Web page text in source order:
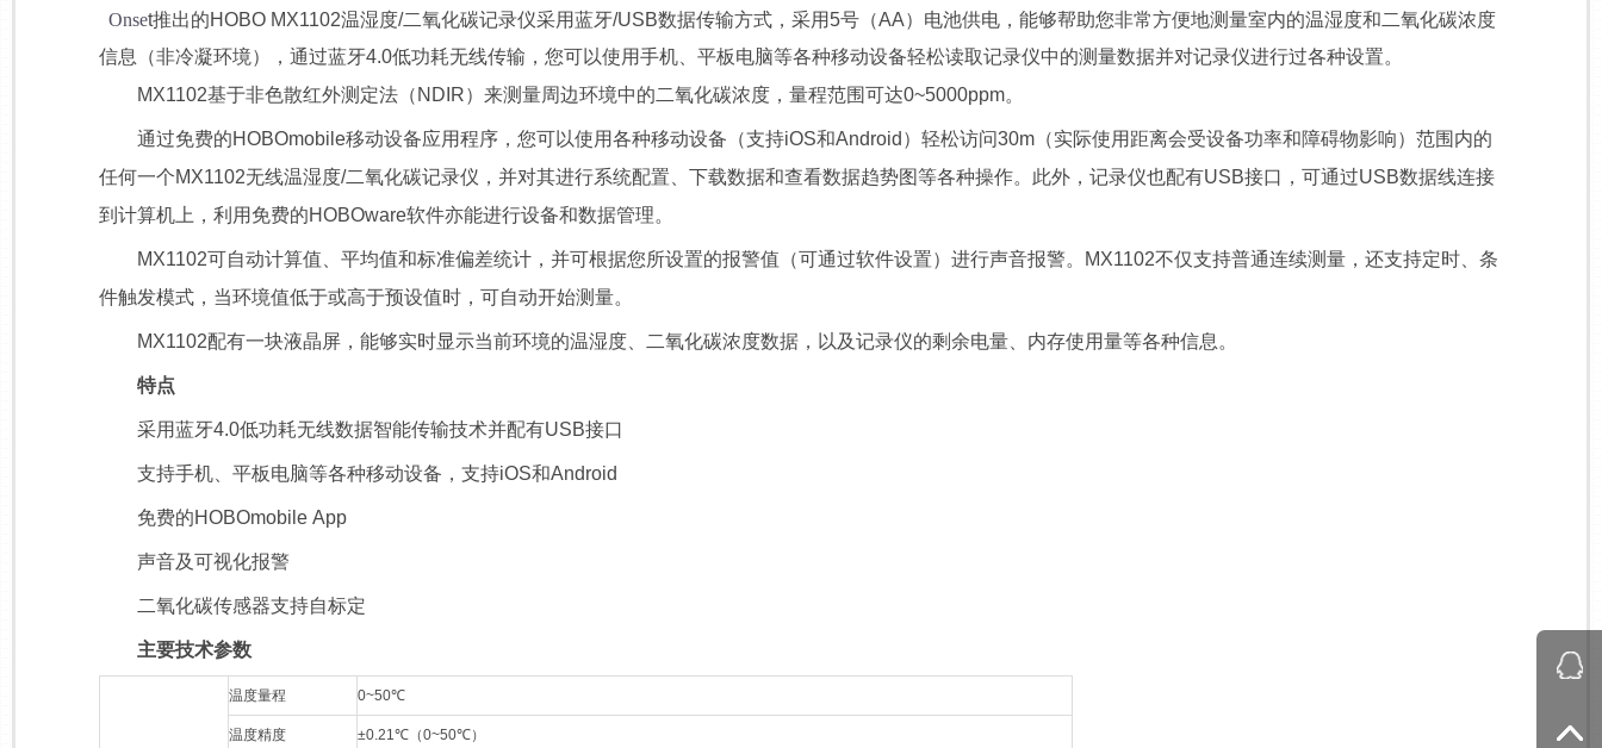
Onset推出的HOBO MX1102温湿度/二氧化碳记录仪采用蓝牙/USB数据传输方式，采用5号（AA）电池供电，能够帮助您非常方便地测量室内的温湿度和二氧化碳浓度
信息（非冷凝环境），通过蓝牙4.0低功耗无线传输，您可以使用手机、平板电脑等各种移动设备轻松读取记录仪中的测量数据并对记录仪进行过各种设置。
MX1102基于非色散红外测定法（NDIR）来测量周边环境中的二氧化碳浓度，量程范围可达0~5000ppm。
通过免费的HOBOmobile移动设备应用程序，您可以使用各种移动设备（支持iOS和Android）轻松访问30m（实际使用距离会受设备功率和障碍物影响）范围内的
任何一个MX1102无线温湿度/二氧化碳记录仪，并对其进行系统配置、下载数据和查看数据趋势图等各种操作。此外，记录仪也配有USB接口，可通过USB数据线连接
到计算机上，利用免费的HOBOware软件亦能进行设备和数据管理。
MX1102可自动计算值、平均值和标准偏差统计，并可根据您所设置的报警值（可通过软件设置）进行声音报警。MX1102不仅支持普通连续测量，还支持定时、条
件触发模式，当环境值低于或高于预设值时，可自动开始测量。
MX1102配有一块液晶屏，能够实时显示当前环境的温湿度、二氧化碳浓度数据，以及记录仪的剩余电量、内存使用量等各种信息。
特点
采用蓝牙4.0低功耗无线数据智能传输技术并配有USB接口
支持手机、平板电脑等各种移动设备，支持iOS和Android
免费的HOBOmobile App
声音及可视化报警
二氧化碳传感器支持自标定
主要技术参数
温度量程 0~50℃
温度精度 ±0.21℃（0~50℃）